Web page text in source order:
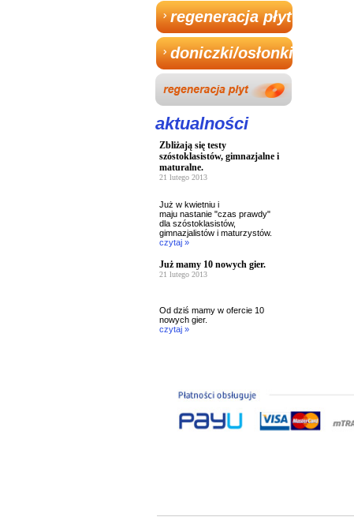
regeneracja płyt
doniczki/osłonki
aktualności
Zbliżają się testy
szóstoklasistów, gimnazjalne i
maturalne.
21 lutego 2013
Już w kwietniu i
maju nastanie "czas prawdy"
dla szóstoklasistów,
gimnazjalistów i maturzystów.
czytaj »
Już mamy 10 nowych gier.
21 lutego 2013
Od dziś mamy w ofercie 10
nowych gier.
czytaj »